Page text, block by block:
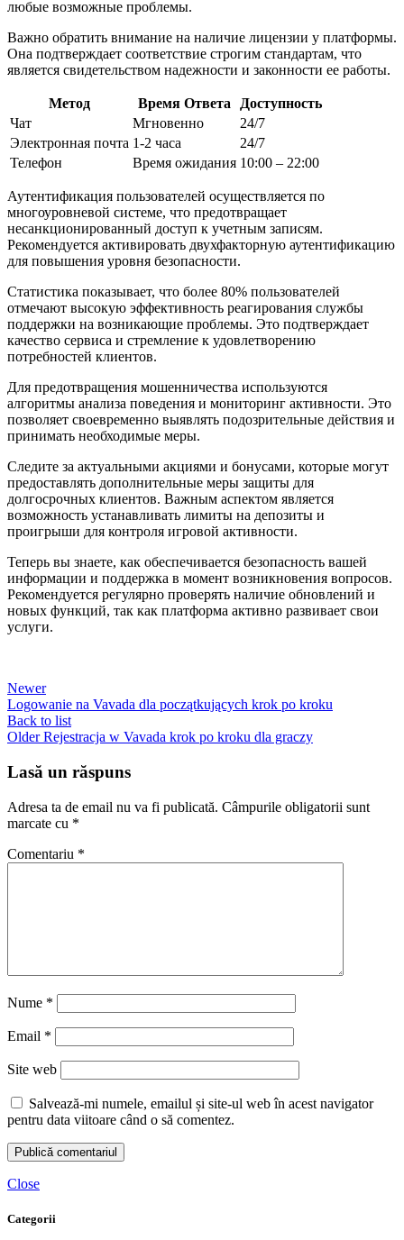
любые возможные проблемы.
Важно обратить внимание на наличие лицензии у платформы.
Она подтверждает соответствие строгим стандартам, что
является свидетельством надежности и законности ее работы.
Метод Время Ответа
Доступность
Чат
Мгновенно
24/7
Электронная почта 1-2 часа
24/7
Телефон
Время ожидания 10:00 – 22:00
Аутентификация пользователей осуществляется по
многоуровневой системе, что предотвращает
несанкционированный доступ к учетным записям.
Рекомендуется активировать двухфакторную аутентификацию
для повышения уровня безопасности.
Статистика показывает, что более 80% пользователей
отмечают высокую эффективность реагирования службы
поддержки на возникающие проблемы. Это подтверждает
качество сервиса и стремление к удовлетворению
потребностей клиентов.
Для предотвращения мошенничества используются
алгоритмы анализа поведения и мониторинг активности. Это
позволяет своевременно выявлять подозрительные действия и
принимать необходимые меры.
Следите за актуальными акциями и бонусами, которые могут
предоставлять дополнительные меры защиты для
долгосрочных клиентов. Важным аспектом является
возможность устанавливать лимиты на депозиты и
проигрыши для контроля игровой активности.
Теперь вы знаете, как обеспечивается безопасность вашей
информации и поддержка в момент возникновения вопросов.
Рекомендуется регулярно проверять наличие обновлений и
новых функций, так как платформа активно развивает свои
услуги.
Newer
Logowanie na Vavada dla początkujących krok po kroku
Back to list
Older Rejestracja w Vavada krok po kroku dla graczy
Lasă un răspuns
Adresa ta de email nu va fi publicată. Câmpurile obligatorii sunt
marcate cu *
Comentariu *
Nume *
Email *
Site web
Salvează-mi numele, emailul și site-ul web în acest navigator
pentru data viitoare când o să comentez.
Close
Categorii